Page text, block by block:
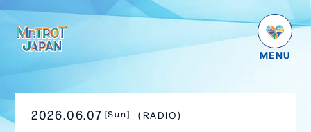
HOME
NEWS
SCHEDULE
2026.06.07 [Sun] RADIO